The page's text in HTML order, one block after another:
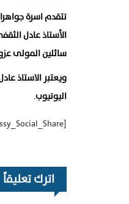
تتقدم اسرة
‏الأستاذ عادل
سائلين المولى
ويعتبر الاستاذ
اليوتيوب.
[Sassy_Social_Share]
اترك تعليقاً